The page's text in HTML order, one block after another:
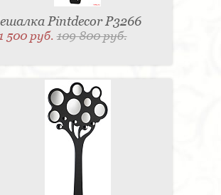
Pintdecor P3266
500 руб.109 800 руб.